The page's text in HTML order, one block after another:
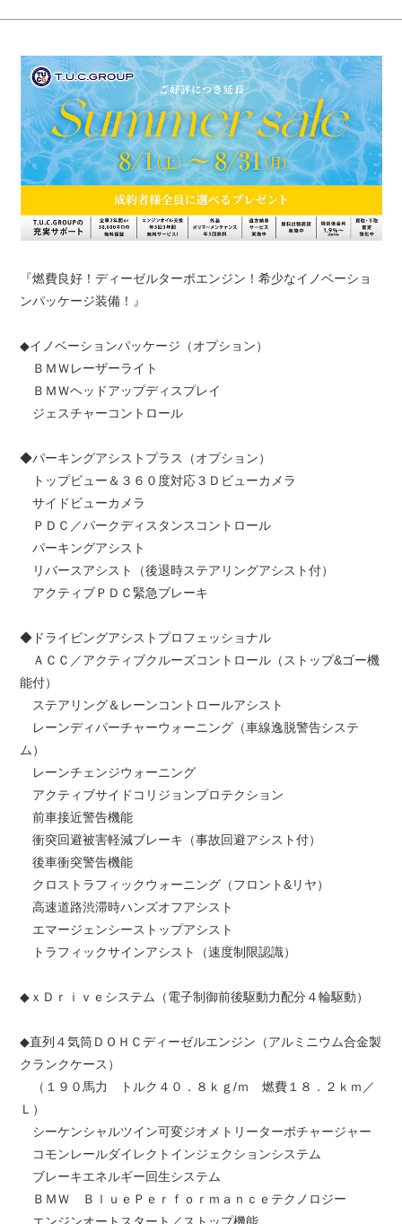
『燃費良好！ディーゼルターボエンジン！希少なイノベーショ
ンパッケージ装備！』
◆イノベーションパッケージ（オプション）
ＢＭＷレーザーライト
ＢＭＷヘッドアップディスプレイ
ジェスチャーコントロール
◆パーキングアシストプラス（オプション）
トップビュー＆３６０度対応３Ｄビューカメラ
サイドビューカメラ
ＰＤＣ／パークディスタンスコントロール
パーキングアシスト
リバースアシスト（後退時ステアリングアシスト付）
アクティブＰＤＣ緊急ブレーキ
◆ドライビングアシストプロフェッショナル
ＡＣＣ／アクティブクルーズコントロール（ストップ&ゴー機
能付）
ステアリング＆レーンコントロールアシスト
レーンディパーチャーウォーニング（車線逸脱警告システ
ム）
レーンチェンジウォーニング
アクティブサイドコリジョンプロテクション
前車接近警告機能
衝突回避被害軽減ブレーキ（事故回避アシスト付）
後車衝突警告機能
クロストラフィックウォーニング（フロント&リヤ）
高速道路渋滞時ハンズオフアシスト
エマージェンシーストップアシスト
トラフィックサインアシスト（速度制限認識）
◆ｘＤｒｉｖｅシステム（電子制御前後駆動力配分４輪駆動）
◆直列４気筒ＤＯＨＣディーゼルエンジン（アルミニウム合金製
クランクケース）
（１９０馬力 トルク４０．８ｋｇ/ｍ 燃費１８．２ｋｍ／
Ｌ）
シーケンシャルツイン可変ジオメトリーターボチャージャー
コモンレールダイレクトインジェクションシステム
ブレーキエネルギー回生システム
ＢＭＷ ＢｌｕｅＰｅｒｆｏｒｍａｎｃｅテクノロジー